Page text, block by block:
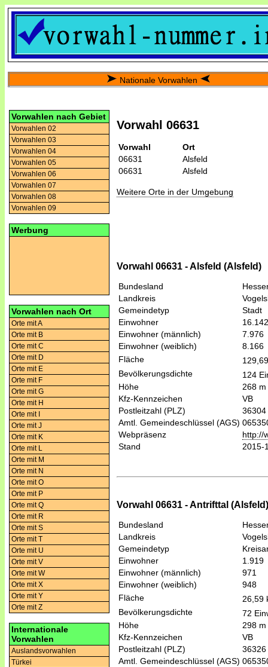
Nationale Vorwahlen
Vorwahlen nach Gebiet
Vorwahlen 02
Vorwahlen 03
Vorwahlen 04
Vorwahlen 05
Vorwahlen 06
Vorwahlen 07
Vorwahlen 08
Vorwahlen 09
Werbung
Vorwahlen nach Ort
Orte mit A
Orte mit B
Orte mit C
Orte mit D
Orte mit E
Orte mit F
Orte mit G
Orte mit H
Orte mit I
Orte mit J
Orte mit K
Orte mit L
Orte mit M
Orte mit N
Orte mit O
Orte mit P
Orte mit Q
Orte mit R
Orte mit S
Orte mit T
Orte mit U
Orte mit V
Orte mit W
Orte mit X
Orte mit Y
Orte mit Z
Internationale
Vorwahlen
Auslandsvorwahlen
Türkei
Vorwahl 06631
Vorwahl
Ort
06631
Alsfeld
06631
Alsfeld
Weitere Orte in der Umgebung
Vorwahl 06631 - Alsfeld (Alsfeld)
Bundesland
Landkreis
Gemeindetyp
Stadt
Einwohner
16.142
Einwohner (männlich)
7.976
Einwohner (weiblich)
8.166
Fläche
Bevölkerungsdichte
124
Höhe
268 m
Kfz-Kennzeichen
VB
Postleitzahl (PLZ)
36304
Amtl. Gemeindeschlüssel (AGS)
Webpräsenz
http://
Stand
2015-
Vorwahl 06631 - Antrifttal (Alsfeld)
Bundesland
Landkreis
Gemeindetyp
Einwohner
1.919
Einwohner (männlich)
971
Einwohner (weiblich)
948
Fläche
26,59
Bevölkerungsdichte
72
Höhe
298
Kfz-Kennzeichen
VB
Postleitzahl (PLZ)
36326
Amtl. Gemeindeschlüssel (AGS)